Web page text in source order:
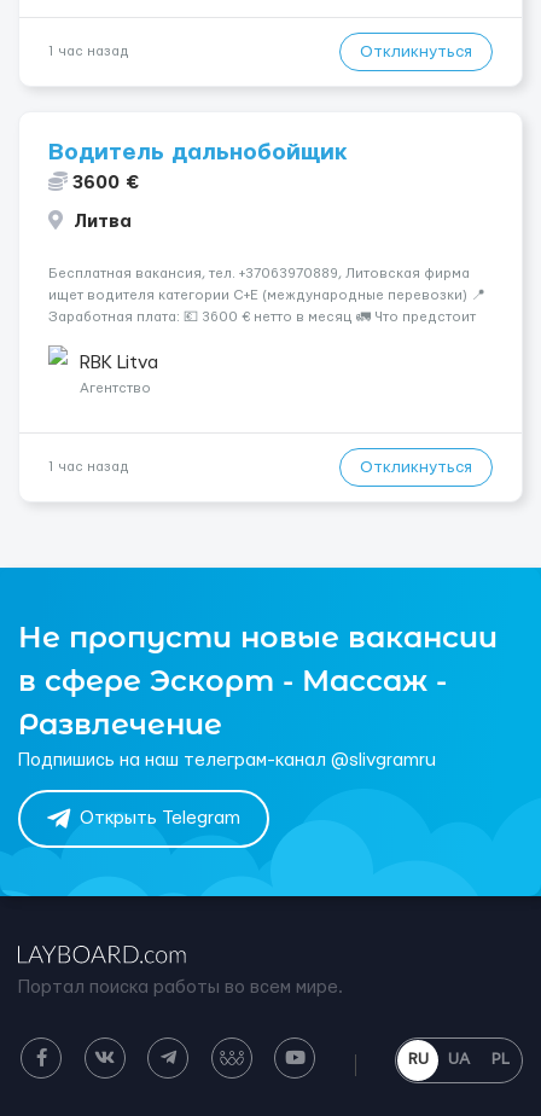
1 час назад Откликнуться
Водитель дальнобойщик
3600 €
Литва
Бесплатная вакансия, тел. +37063970889, Литовская фирма
ищет водителя категории C+E (международные перевозки) 📍
Заработная плата: 💶 3600 € нетто в месяц 🚛 Что предстоит
рефрижераторах. В среднем 400–500 км в день. Погрузки и
разгрузки ...
RBK Litva
Агентство
1 час назад Откликнуться
Не пропусти новые вакансии
в сфере Эскорт - Массаж -
Развлечение
Подпишись на наш телеграм-канал @slivgramru
Открыть Telegram
Портал поиска работы во всем мире.
RU UA PL